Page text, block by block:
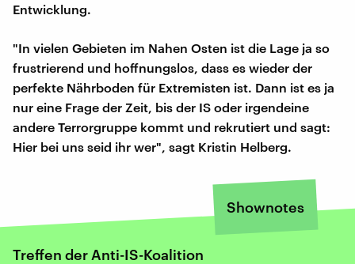
Entwicklung.
"In vielen Gebieten im Nahen Osten ist die Lage ja so
frustrierend und hoffnungslos, dass es wieder der
perfekte Nährboden für Extremisten ist. Dann ist es ja
nur eine Frage der Zeit, bis der IS oder irgendeine
andere Terrorgruppe kommt und rekrutiert und sagt:
Hier bei uns seid ihr wer", sagt Kristin Helberg.
Shownotes
Treffen der Anti-IS-Koalition